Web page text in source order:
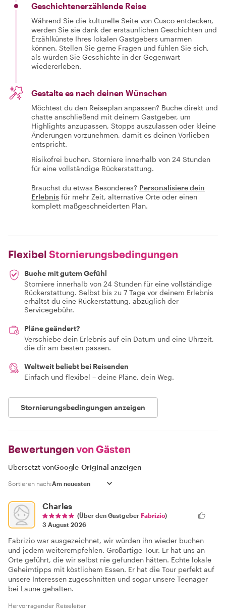
Geschichtenerzählende Reise
Während Sie die kulturelle Seite von Cusco entdecken,
werden Sie sie dank der erstaunlichen Geschichten und
Erzählkünste Ihres lokalen Gastgebers umarmen
können. Stellen Sie gerne Fragen und fühlen Sie sich,
als würden Sie Geschichte in der Gegenwart
wiedererleben.
Gestalte es nach deinen Wünschen
Möchtest du den Reiseplan anpassen? Buche direkt und
chatte anschließend mit deinem Gastgeber, um
Highlights anzupassen, Stopps auszulassen oder kleine
Änderungen vorzunehmen, damit es deinen Vorlieben
entspricht.
Risikofrei buchen. Storniere innerhalb von 24 Stunden
für eine vollständige Rückerstattung.
Brauchst du etwas Besonderes? Personalisiere dein
Erlebnis für mehr Zeit, alternative Orte oder einen
komplett maßgeschneiderten Plan.
Flexibel Stornierungsbedingungen
Buche mit gutem Gefühl
Storniere innerhalb von 24 Stunden für eine vollständige
Rückerstattung. Selbst bis zu 7 Tage vor deinem Erlebnis
erhältst du eine Rückerstattung, abzüglich der
Servicegebühr.
Pläne geändert?
Verschiebe dein Erlebnis auf ein Datum und eine Uhrzeit,
die dir am besten passen.
Weltweit beliebt bei Reisenden
Einfach und flexibel – deine Pläne, dein Weg.
Stornierungsbedingungen anzeigen
Bewertungen von Gästen
Übersetzt vonGoogle-Original anzeigen
Sortieren nach:
Charles
(Über den Gastgeber Fabrizio)
3 August 2026
Fabrizio war ausgezeichnet, wir würden ihn wieder buchen
und jedem weiterempfehlen. Großartige Tour. Er hat uns an
Orte geführt, die wir selbst nie gefunden hätten. Echte lokale
Geheimtipps mit köstlichem Essen. Er hat die Tour perfekt auf
unsere Interessen zugeschnitten und sogar unsere Teenager
bei Laune gehalten.
Hervorragender Reiseleiter